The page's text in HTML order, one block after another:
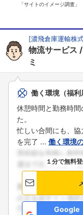
「サイトのイメージ調査」
[濃飛倉庫運輸株
物流サービス
ミ
働く環境（福利
休憩時間と勤務時
た。
忙しい合間にも、
を完了 ... 働く環境
１分で無料
Google